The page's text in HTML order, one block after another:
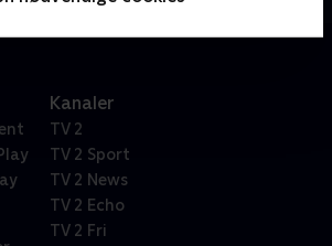
Kanaler
TV 2
TV 2 Sport
TV 2 News
TV 2 Echo
TV 2 Fri